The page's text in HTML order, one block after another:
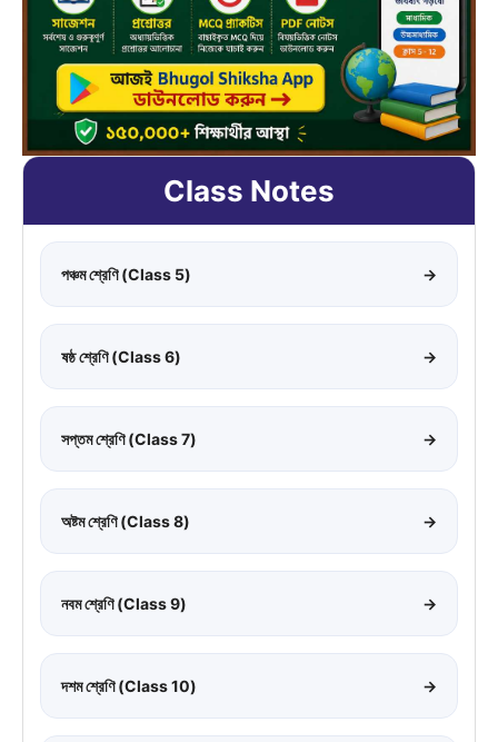
Class Notes
পঞ্চম শ্রেণি (Class 5) →
ষষ্ঠ শ্রেণি (Class 6) →
সপ্তম শ্রেণি (Class 7) →
অষ্টম শ্রেণি (Class 8) →
নবম শ্রেণি (Class 9) →
দশম শ্রেণি (Class 10) →